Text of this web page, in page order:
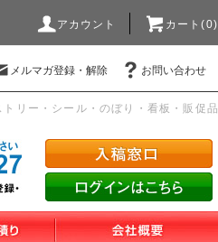
アカウント カート(0)
メルマガ登録・解除 お問い合わせ
リー・シール・のぼり・看板・販促品